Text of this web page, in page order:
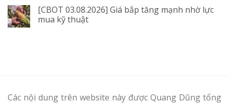
[CBOT 03.08.2026] Giá bắp tăng mạnh nhờ lực
mua kỹ thuật
Các nội dung trên website này được Quang Dũng tổng